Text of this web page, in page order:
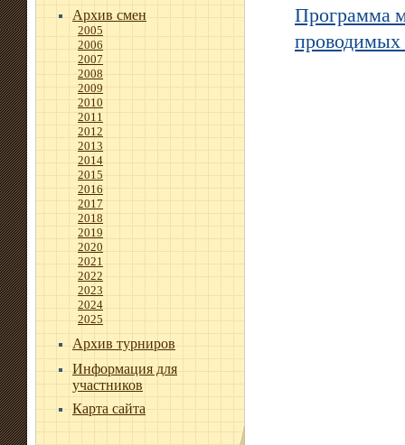
Архив смен
2005
2006
2007
2008
2009
2010
2011
2012
2013
2014
2015
2016
2017
2018
2019
2020
2021
2022
2023
2024
2025
Архив турниров
Информация для
участников
Карта сайта
Программа